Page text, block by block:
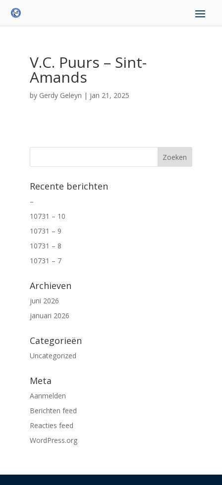
V.C. Puurs – Sint-
Amands
by Gerdy Geleyn | jan 21, 2025
Recente berichten
–
10731 – 10
10731 – 9
10731 – 8
10731 – 7
Archieven
juni 2026
januari 2026
Categorieën
Uncategorized
Meta
Aanmelden
Berichten feed
Reacties feed
WordPress.org